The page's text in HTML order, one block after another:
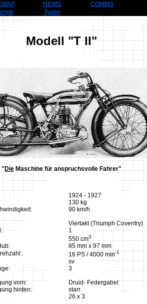
NEWS
COMMS
Typen
Modell "T II"
" Die Maschine für anspruchsvolle Fahrer"
1924 - 1927
130 kg
90 km/h
Viertakt (Triumph Coventry)
1
550 cm3
85 mm x 97 mm
16 PS / 4000 min-1
sv
3
vorn:
Druid- Federgabel
hinten:
starr
26 x 3